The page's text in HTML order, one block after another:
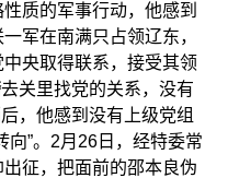
质的军事行动，他感到
军在南满只占领辽东，
央取得联系，接受其领
去关里找党的关系，没有
，他感到没有上级党组
向”。2月26日，经特委常
征，把面前的邵本良伪